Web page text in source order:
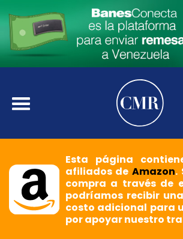
Esta página
afiliados deAmazon.
compra a través de
podríamos recibir
costo adicional para
por apoyar nuestro